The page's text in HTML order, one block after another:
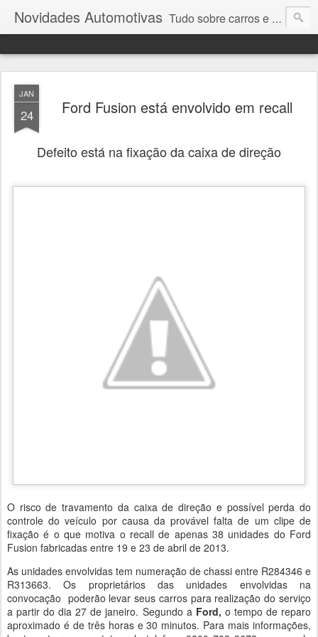
Novidades Automotivas Tudo sobre carros e motores
JAN
24 Ford Fusion está envolvido em recall
Defeito está na fixação da caixa de direção
O risco de travamento da caixa de direção e possível perda do
controle do veículo por causa da provável falta de um clipe de
fixação é o que motiva o recall de apenas 38 unidades do Ford
Fusion fabricadas entre 19 e 23 de abril de 2013.
As unidades envolvidas tem numeração de chassi entre R284346 e
R313663. Os proprietários das unidades envolvidas na
convocação poderão levar seus carros para realização do serviço
a partir do dia 27 de janeiro. Segundo a Ford, o tempo de reparo
aproximado é de três horas e 30 minutos. Para mais informações,